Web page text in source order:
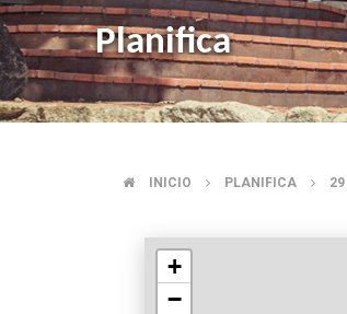
Planifica
BREADCRUMB
INICIO PLANIFICA 29
+
−